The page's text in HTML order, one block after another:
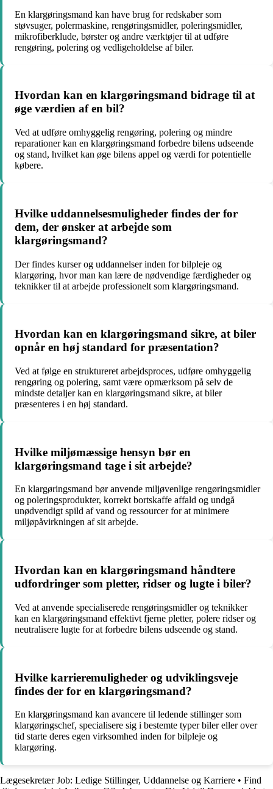
En klargøringsmand kan have brug for redskaber som
støvsuger, polermaskine, rengøringsmidler, poleringsmidler,
mikrofiberklude, børster og andre værktøjer til at udføre
rengøring, polering og vedligeholdelse af biler.
Hvordan kan en klargøringsmand bidrage til at
øge værdien af en bil?
Ved at udføre omhyggelig rengøring, polering og mindre
reparationer kan en klargøringsmand forbedre bilens udseende
og stand, hvilket kan øge bilens appel og værdi for potentielle
købere.
Hvilke uddannelsesmuligheder findes der for
dem, der ønsker at arbejde som
klargøringsmand?
Der findes kurser og uddannelser inden for bilpleje og
klargøring, hvor man kan lære de nødvendige færdigheder og
teknikker til at arbejde professionelt som klargøringsmand.
Hvordan kan en klargøringsmand sikre, at biler
opnår en høj standard for præsentation?
Ved at følge en struktureret arbejdsproces, udføre omhyggelig
rengøring og polering, samt være opmærksom på selv de
mindste detaljer kan en klargøringsmand sikre, at biler
præsenteres i en høj standard.
Hvilke miljømæssige hensyn bør en
klargøringsmand tage i sit arbejde?
En klargøringsmand bør anvende miljøvenlige rengøringsmidler
og poleringsprodukter, korrekt bortskaffe affald og undgå
unødvendigt spild af vand og ressourcer for at minimere
miljøpåvirkningen af sit arbejde.
Hvordan kan en klargøringsmand håndtere
udfordringer som pletter, ridser og lugte i biler?
Ved at anvende specialiserede rengøringsmidler og teknikker
kan en klargøringsmand effektivt fjerne pletter, polere ridser og
neutralisere lugte for at forbedre bilens udseende og stand.
Hvilke karrieremuligheder og udviklingsveje
findes der for en klargøringsmand?
En klargøringsmand kan avancere til ledende stillinger som
klargøringschef, specialisere sig i bestemte typer biler eller over
tid starte deres egen virksomhed inden for bilpleje og
klargøring.
Lægesekretær Job: Ledige Stillinger, Uddannelse og Karriere • Find